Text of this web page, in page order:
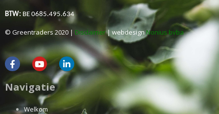
BTW: BE 0685.495.634
© Greentraders 2020 | Disclaimer| webdesignNonius bvba
Navigatie
Welkom